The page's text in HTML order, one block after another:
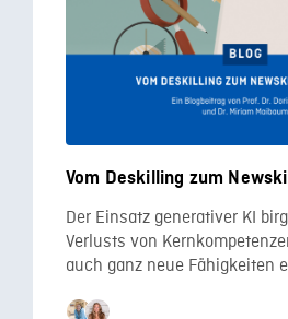
Vom Deskilling zum
Der Einsatz generativer KI
Verlusts von
auch ganz neue Fähigkeiten